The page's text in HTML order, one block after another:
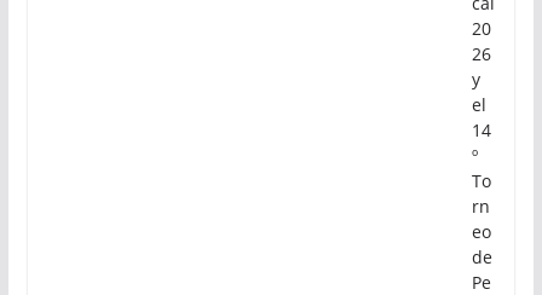
20
26
y
el
14
º
To
rn
eo
de
Pe